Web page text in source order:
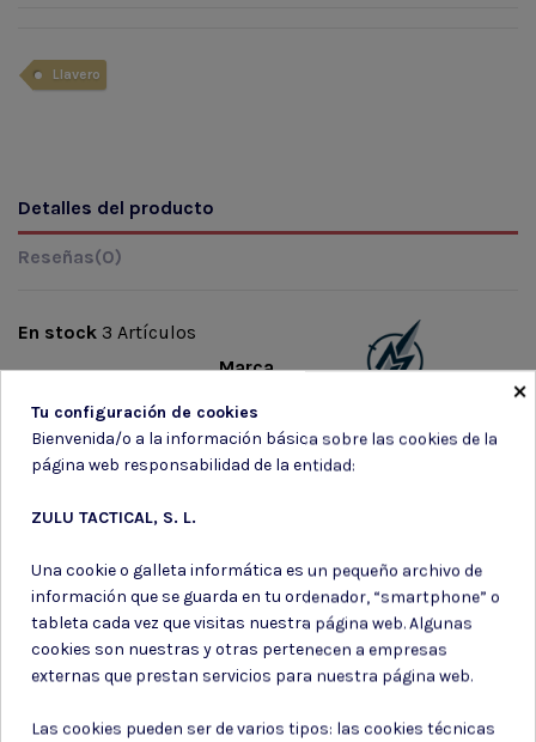
Llavero
Detalles del producto
Reseñas(0)
Marca
En stock 3 Artículos
Suscríbete a nuestro boletín
×
Tu configuración de cookies
Bienvenida/o a la información básica sobre las cookies de la
página web responsabilidad de la entidad:
ZULU TACTICAL, S. L.
Una cookie o galleta informática es un pequeño archivo de
información que se guarda en tu ordenador, “smartphone” o
tableta cada vez que visitas nuestra página web. Algunas
cookies son nuestras y otras pertenecen a empresas
externas que prestan servicios para nuestra página web.
Las cookies pueden ser de varios tipos: las cookies técnicas